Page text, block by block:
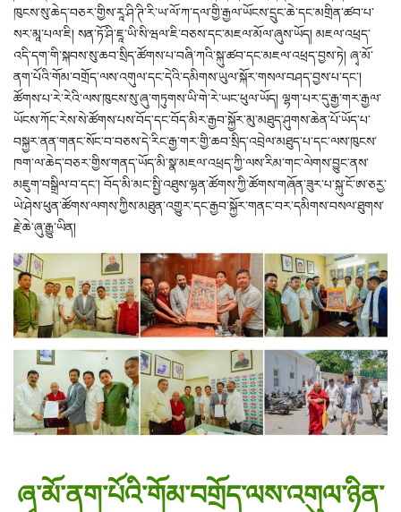
ཁུངས་སུ་ཆེད་བཅར་གྱིས་རཱ་ཤི་ཊི་རི་ཡ་ལོ་ཀ་དལ་གྱི་རྒྱལ་ཡོངས་དྲུང་ཆེ་དང་མགྲིན་ཚབ་པ་
སར་མཱ་པལ་ཇི། སན་ཏོ་ཤི་ཇཱ་ཡི་སི་ཝལ་ཇི་བཅས་དང་མཇལ་མོལ་ཞུས་ཡོད། མཇལ་འཕྲད་
འདི་དག་གི་སྐབས་སུ་ཆབ་སྲིད་ཚོགས་པ་བཞི་ཀའི་སྐུ་ཚབ་དང་མཇལ་འཕྲད་བྱས་ཏེ། ཞྭ་མོ་
ནག་པོའི་གོམ་བགྲོད་ལས་འགུལ་དང་དེའི་དམིགས་ཡུལ་སྐོར་གསལ་བཤད་བྱས་པ་དང་།
ཚོགས་པ་རེ་རེའི་ལས་ཁུངས་སུ་ཞུ་གཏུགས་ཡི་གེ་རེ་ཡང་ཕུལ་ཡོད། ལྷག་པར་དུ་རྒྱ་གར་རྒྱལ་
ཡོངས་ཀོང་རེས་སེ་ཚོགས་པས་བོད་དང་བོད་མིར་རྒྱབ་སྐྱོར་མུ་མཐུད་ཤུགས་ཆེན་པོ་ཡོད་པ་
བསྐྱར་ནན་གནང་སོང་བ་བཅས་དེ་རིང་རྒྱ་གར་གྱི་ཆབ་སྲིད་འབྲེལ་མཐུད་པ་དང་ལས་ཁུངས་
ཁག་ལ་ཆེད་བཅར་གྱིས་གནད་ཡོད་མི་སྣ་མཇལ་འཕྲད་ཀྱི་ལས་རིམ་གང་ལེགས་བྱུང་ནས་
མཇུག་བསྒྲིལ་བ་དང་། བོད་མི་མང་སྤྱི་འཐུས་ལྷན་ཚོགས་ཀྱི་ཚོགས་གཞོན་ཟུར་པ་སྐུ་ངོ་ཨ་ཅརྱ་
ཡེ་ཤེས་ཕུན་ཚོགས་ལགས་ཀྱིས་མཐུན་འགྱུར་དང་རྒྱབ་སྐྱོར་གནང་བར་དམིགས་བསལ་ཐུགས་
རྗེ་ཆེ་ཞུ་རྒྱུ་ཡིན།
ཞྭ་མོ་ནག་པོའི་གོམ་བགྲོད་ལས་འགུལ་ཉིན་